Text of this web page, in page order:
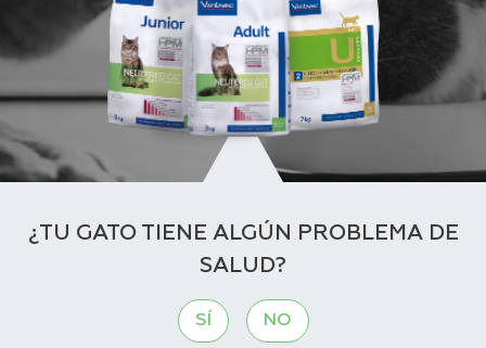
¿TU GATO TIENE ALGÚN PROBLEMA DE
SALUD?
SÍ NO